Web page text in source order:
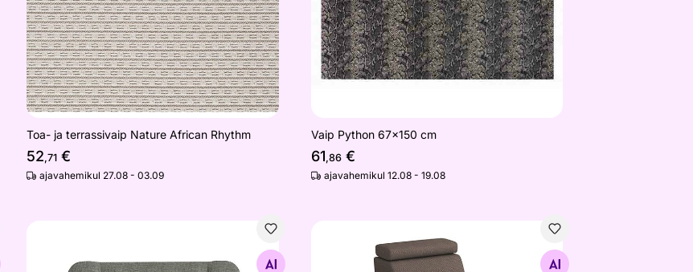
Toa- ja terrassivaip Nature African Rhythm
52,71 €
ajavahemikul 27.08 - 03.09
Vaip Python 67x150 cm
61,86€
ajavahemikul 12.08 - 19.08
Otsi sarnaseid